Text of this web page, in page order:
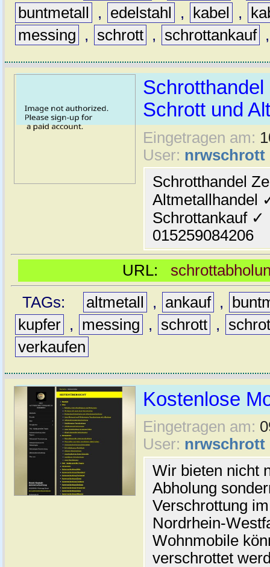
buntmetall
, edelstahl , kabel ,
messing
, schrott , schrottankauf
Schrott und
Eingetragen am:
User: nrwschrott
Schrotthandel
Altmetallhandel
Schrottankauf
015259084206
URL:
TAGs:
altmetall , ankauf ,
kupfer , messing , schrott ,
verkaufen
Kostenlose
Eingetragen am:
User: nrwschrott
Wir bieten nicht
Abholung
Verschrottung
Nordrhein-
Wohnmobile
verschrottet